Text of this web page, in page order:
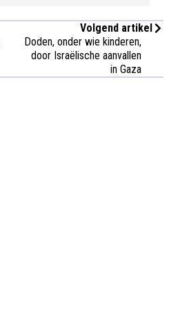
Volgend artikel
Doden, onder wie kinderen,
door Israëlische aanvallen
in Gaza